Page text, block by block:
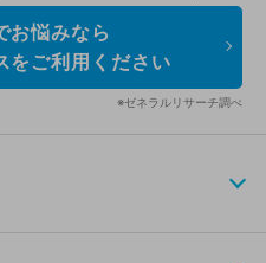
お悩みなら
をご利用ください
※ゼネラルリサーチ調べ